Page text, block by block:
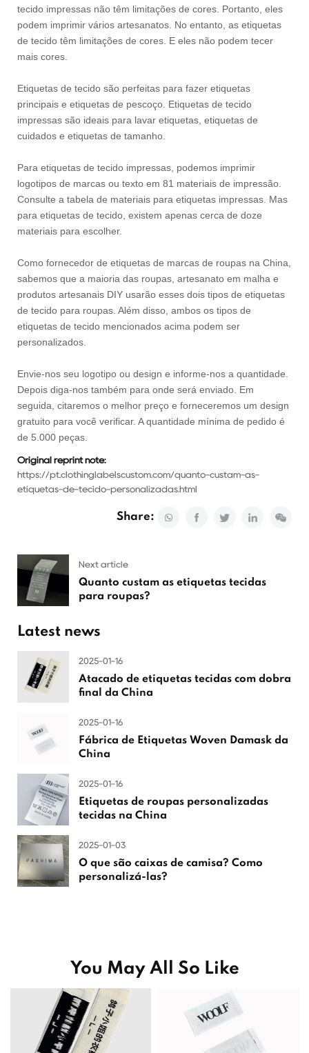
tecido impressas não têm limitações de cores. Portanto, eles
podem imprimir vários artesanatos. No entanto, as etiquetas
de tecido têm limitações de cores. E eles não podem tecer
mais cores.
Etiquetas de tecido são perfeitas para fazer etiquetas
principais e etiquetas de pescoço. Etiquetas de tecido
impressas são ideais para lavar etiquetas, etiquetas de
cuidados e etiquetas de tamanho.
Para etiquetas de tecido impressas, podemos imprimir
logotipos de marcas ou texto em 81 materiais de impressão.
Consulte a tabela de materiais para etiquetas impressas. Mas
para etiquetas de tecido, existem apenas cerca de doze
materiais para escolher.
Como fornecedor de etiquetas de marcas de roupas na China,
sabemos que a maioria das roupas, artesanato em malha e
produtos artesanais DIY usarão esses dois tipos de etiquetas
de tecido para roupas. Além disso, ambos os tipos de
etiquetas de tecido mencionados acima podem ser
personalizados.
Envie-nos seu logotipo ou design e informe-nos a quantidade.
Depois diga-nos também para onde será enviado. Em
seguida, citaremos o melhor preço e forneceremos um design
gratuito para você verificar. A quantidade mínima de pedido é
de 5.000 peças.
Original reprint note:
https://pt.clothinglabelscustom.com/quanto-custam-as-
etiquetas-de-tecido-personalizadas.html
Share:
Next article
Quanto custam as etiquetas tecidas
para roupas?
Latest news
2025-01-16
Atacado de etiquetas tecidas com dobra
final da China
2025-01-16
Fábrica de Etiquetas Woven Damask da
China
2025-01-16
Etiquetas de roupas personalizadas
tecidas na China
2025-01-03
O que são caixas de camisa? Como
personalizá-las?
You May All So Like